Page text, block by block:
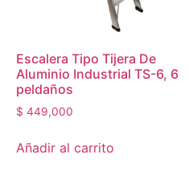
Escalera Tipo Tijera De
Aluminio Industrial TS-6, 6
peldaños
$ 449,000
Añadir al carrito